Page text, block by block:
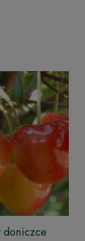
doniczce